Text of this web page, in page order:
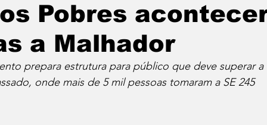
Pobres
a Malhador
prepara estrutura para público que deve superar
onde mais de 5 mil pessoas tomaram a SE 245